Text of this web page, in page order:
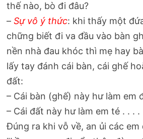
thế nào, bò đi đâu?
–Sự vô ý thức: khi thấy một
chững biết đi va đầu vào bàn
nền nhà đau khóc thì mẹ hay
lấy tay đánh cái bàn, cái ghế
đất:
– Cái bàn (ghế) này hư làm em
– Cái đất này hư làm em té . . . .
Đúng ra khi vỗ về, an ủi các